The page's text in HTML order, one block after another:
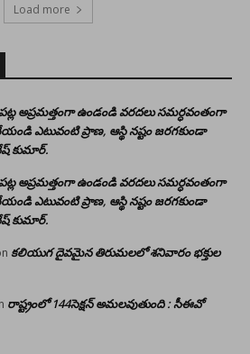
Load more
అప్రమత్తంగా ఉండండి వరదలు సమర్ధవంతంగా
ఎటువంటి ప్రాణ, ఆస్థి నష్టం జరగకుండా
కుమార్.
అప్రమత్తంగా ఉండండి వరదలు సమర్ధవంతంగా
ఎటువంటి ప్రాణ, ఆస్థి నష్టం జరగకుండా
కుమార్.
కలియుగ దైవమైన తిరుమలలో శనివారం భక్తుల
రాష్ట్రంలో 144సెక్షన్ అమలవుతుంది : సీఈవో